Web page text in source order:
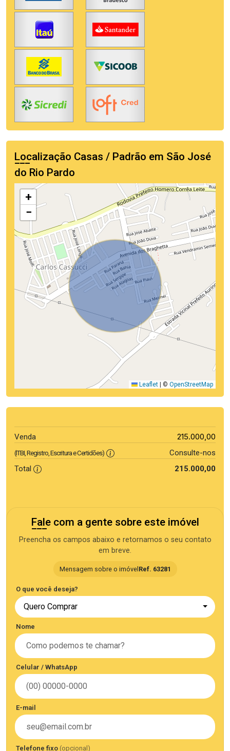
Localização Casas / Padrão em São José
do Rio Pardo
+
−
Leaflet © OpenStreetMap
Venda 215.000,00
(ITBI, Registro, Escritura e Certidões)
Consulte-nos
Total
215.000,00
Fale com a gente sobre este imóvel
Preencha os campos abaixo e retornamos o seu contato
em breve.
Mensagem sobre o imóvel Ref. 63281
O que você deseja?
Quero Comprar
Nome
Celular / WhatsApp
E-mail
Telefone fixo (opcional)